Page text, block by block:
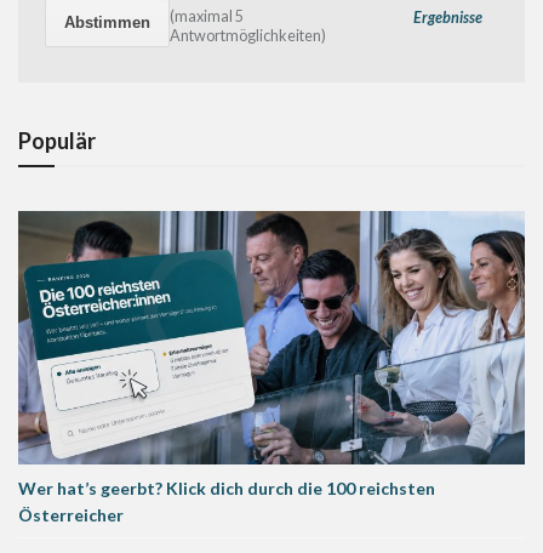
Ergebnisse
(maximal 5
Antwortmöglichkeiten)
Populär
Wer hat’s geerbt? Klick dich durch die 100 reichsten
Österreicher